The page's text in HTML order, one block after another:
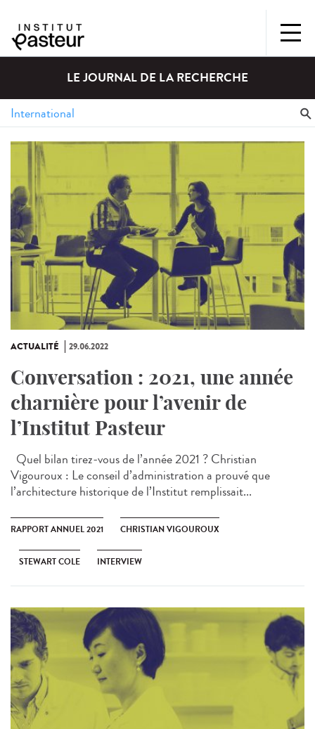
LE JOURNAL DE LA RECHERCHE
ACTUALITÉ 29.06.2022
Conversation : 2021, une année
charnière pour l’avenir de
l’Institut Pasteur
Quel bilan tirez-vous de l’année 2021 ? Christian
Vigouroux : Le conseil d’administration a prouvé que
l’architecture historique de l’Institut remplissait...
RAPPORT ANNUEL 2021 CHRISTIAN VIGOUROUX
STEWART COLE INTERVIEW